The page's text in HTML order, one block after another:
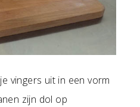
vingers uit in een vorm
zijn dol op